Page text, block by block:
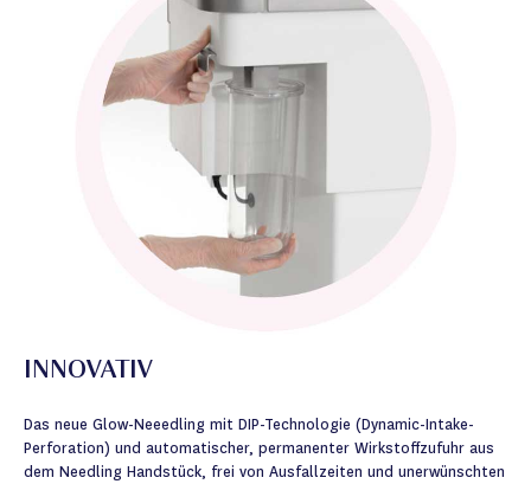
INNOVATIV
Das neue Glow-Neeedling mit DIP-Technologie (Dynamic-Intake-
Perforation) und automatischer, permanenter Wirkstoffzufuhr aus
dem Needling Handstück, frei von Ausfallzeiten und unerwünschten